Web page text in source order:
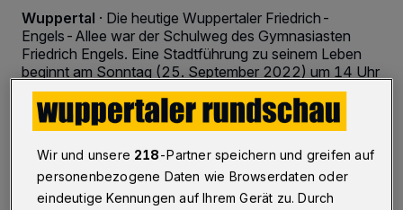
Wuppertal · Die heutige Wuppertaler Friedrich-
Engels-Allee war der Schulweg des Gymnasiasten
Friedrich Engels. Eine Stadtführung zu seinem Leben
beginnt am Sonntag (25. September 2022) um 14 Uhr
an der Schwebebahnstation Völklinger Straße. Bereits
um 11 Uhr startet eine öffentliche Führung durch das
Engels-Haus.
22.09.2022 , 12:30 Uhr Eine Minute Lesezeit
Wir und unsere 218-Partner speichern und greifen auf
personenbezogene Daten wie Browserdaten oder
eindeutige Kennungen auf Ihrem Gerät zu. Durch